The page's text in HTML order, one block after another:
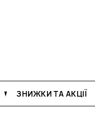
ЗНИЖКИ ТА АКЦІЇ